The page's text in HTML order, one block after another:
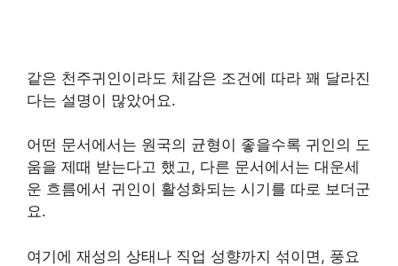
같은 천주귀인이라도 체감은 조건에 따라 꽤 달라진
다는 설명이 많았어요.
어떤 문서에서는 원국의 균형이 좋을수록 귀인의 도
움을 제때 받는다고 했고, 다른 문서에서는 대운세
운 흐름에서 귀인이 활성화되는 시기를 따로 보더군
요.
여기에 재성의 상태나 직업 성향까지 섞이면, 풍요